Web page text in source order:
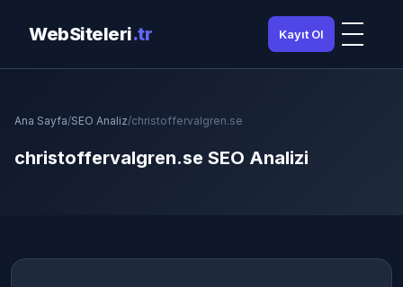
WebSiteleri.tr Kayıt Ol
Ana Sayfa/SEO Analiz/christoffervalgren.se
christoffervalgren.se SEO Analizi